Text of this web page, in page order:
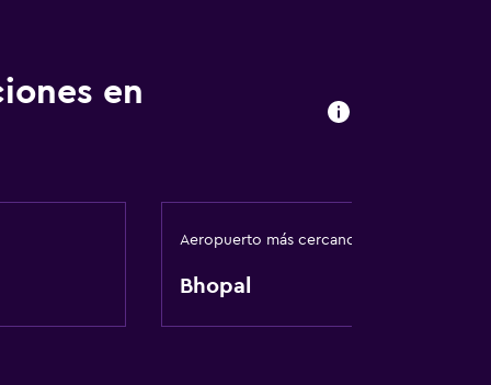
en
Aeropuerto más cercano
Bhopal